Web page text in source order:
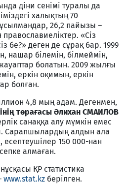
діни сенімі туралы да
халықтың 70
26,2 пайызы –
православиеліктер. «Сіз
бе?» деген де сұрақ бар. 1999
нашар білемін, білмеймін,
болатын. 2009 жылғы
еркін оқимын, еркін
болған.
4,8 мың адам. Дегенмен,
төрағасы Әлихан СМАИЛОВ
санаққа алу мүмкін емес
Сарапшылардың алдын ала
150 000-нан
алмаған.
ҚР статистика
www.stat.kz берілген.